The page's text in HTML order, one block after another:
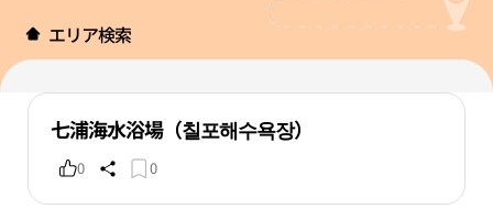
エリア検索
七浦海水浴場（칠포해수욕장）
0 0